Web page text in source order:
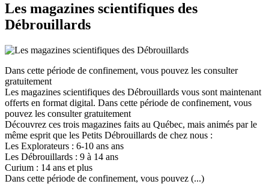
Les magazines scientifiques des
Débrouillards
Dans cette période de confinement, vous pouvez les consulter
gratuitement
Les magazines scientifiques des Débrouillards vous sont maintenant
offerts en format digital. Dans cette période de confinement, vous
pouvez les consulter gratuitement
Découvrez ces trois magazines faits au Québec, mais animés par le
même esprit que les Petits Débrouillards de chez nous :
Les Explorateurs : 6-10 ans ans
Les Débrouillards : 9 à 14 ans
Curium : 14 ans et plus
Dans cette période de confinement, vous pouvez (...)